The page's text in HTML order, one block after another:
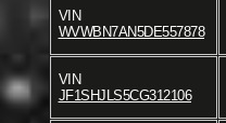
VIN
WVWBN7AN5DE557878
VIN
JF1SHJLS5CG312106